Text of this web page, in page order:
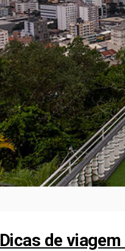
Dicas de